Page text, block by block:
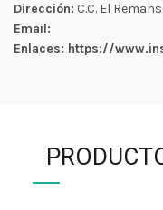
Dirección: C.C. El
Email:
Enlaces: https://